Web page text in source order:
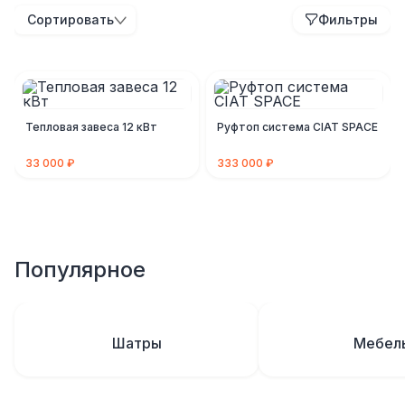
Сортировать Фильтры
Тепловая завеса 12 кВт
33 000 ₽
Руфтоп система CIAT SPACE
333 000 ₽
Популярное
Шатры